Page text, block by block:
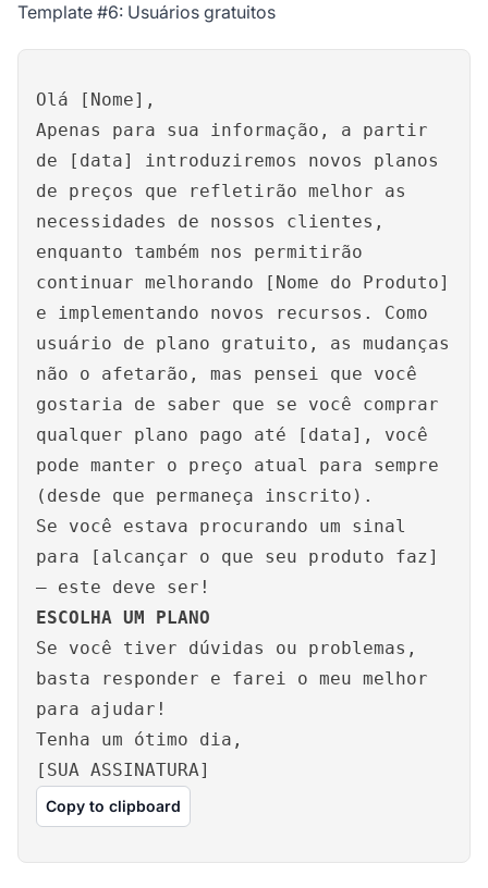
Template #6: Usuários gratuitos
Olá [Nome],
Apenas para sua informação, a partir
de [data] introduziremos novos planos
de preços que refletirão melhor as
necessidades de nossos clientes,
enquanto também nos permitirão
continuar melhorando [Nome do Produto]
e implementando novos recursos. Como
usuário de plano gratuito, as mudanças
não o afetarão, mas pensei que você
gostaria de saber que se você comprar
qualquer plano pago até [data], você
pode manter o preço atual para sempre
(desde que permaneça inscrito).
Se você estava procurando um sinal
para [alcançar o que seu produto faz]
– este deve ser!
ESCOLHA UM PLANO
Se você tiver dúvidas ou problemas,
basta responder e farei o meu melhor
para ajudar!
Tenha um ótimo dia,
[SUA ASSINATURA]
Copy to clipboard